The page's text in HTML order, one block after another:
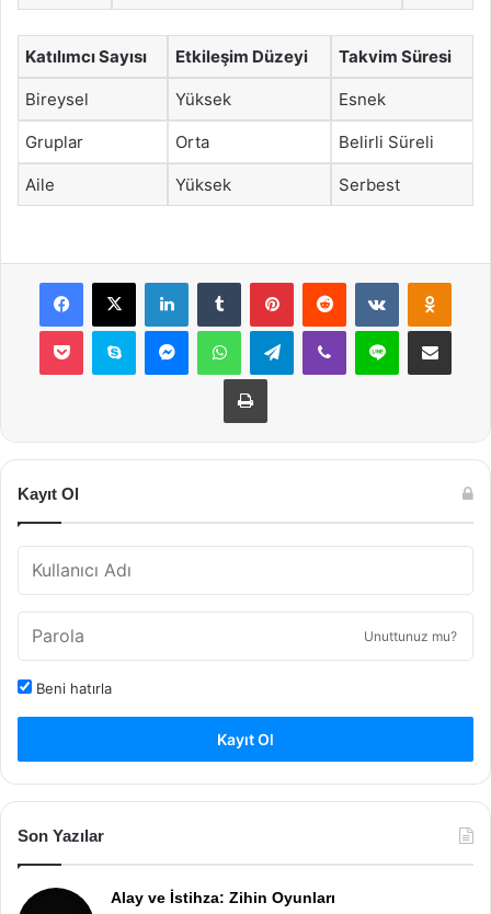
Katılımcı Sayısı Etkileşim Düzeyi Takvim Süresi
Bireysel Yüksek Esnek
Gruplar Orta Belirli Süreli
Aile Yüksek Serbest
Facebook
X LinkedInTumblr PinterestReddit VKontakte
Pocket Skype MessengerWhatsAppTelegramViber Line E-Posta ile
Yazdır
Kayıt Ol
Unuttunuz mu?
Beni hatırla
Kayıt Ol
Son Yazılar
Alay ve İstihza: Zihin Oyunları